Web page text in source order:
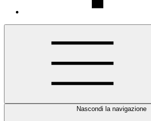
Nascondi la navigazione